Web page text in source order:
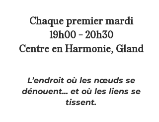
Chaque premier mardi
19h00 - 20h30
Centre en Harmonie, Gland
L’endroit où les nœuds se
dénouent... et où les liens se
tissent.